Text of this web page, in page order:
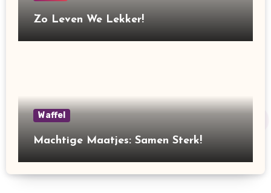
Zo Leven We Lekker!
Waffel
Machtige Maatjes: Samen Sterk!